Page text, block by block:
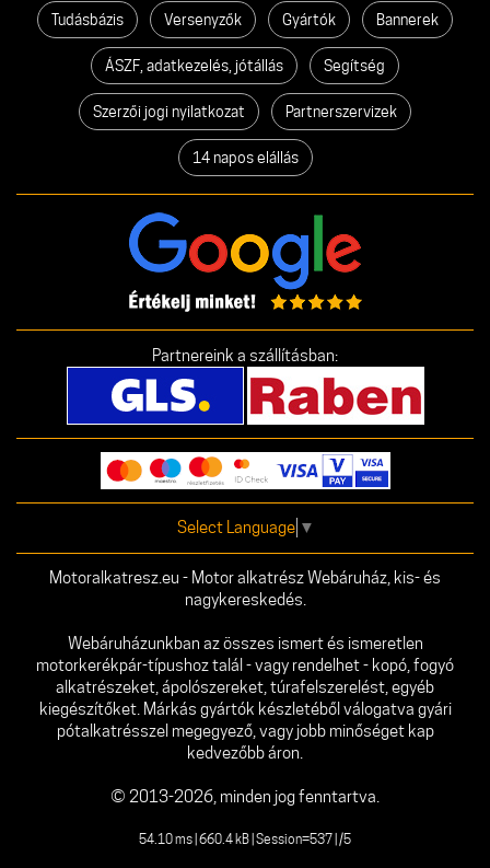
Tudásbázis Versenyzők Gyártók Bannerek
ÁSZF, adatkezelés, jótállás Segítség
Szerzői jogi nyilatkozat Partnerszervizek
14 napos elállás
Partnereink a szállításban:
Select Language ▼
Motoralkatresz.eu - Motor alkatrész Webáruház, kis- és
nagykereskedés.
Webáruházunkban az összes ismert és ismeretlen
motorkerékpár-típushoz talál - vagy rendelhet - kopó, fogyó
alkatrészeket, ápolószereket, túrafelszerelést, egyéb
kiegészítőket. Márkás gyártók készletéből válogatva gyári
pótalkatrésszel megegyező, vagy jobb minőséget kap
kedvezőbb áron.
© 2013-2026, minden jog fenntartva.
54.10 ms | 660.4 kB | Session=537 | /5